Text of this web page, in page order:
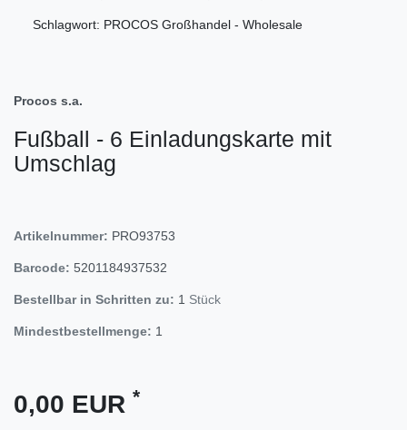
Schlagwort: PROCOS Großhandel - Wholesale
Procos s.a.
Fußball - 6 Einladungskarte mit
Umschlag
Artikelnummer: PRO93753
Barcode: 5201184937532
Bestellbar in Schritten zu: 1 Stück
Mindestbestellmenge: 1
0,00 EUR *